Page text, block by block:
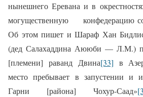
нынешнего Еревана и в
могущественную
конфедерацию
Об этом пишет и Шараф Хан
(дед Салахаддина Аююби — Л.М.)
[племени] раванд Двина[33] в
место пребывает в запустении и
Гарни [района] Чохур-Саад»